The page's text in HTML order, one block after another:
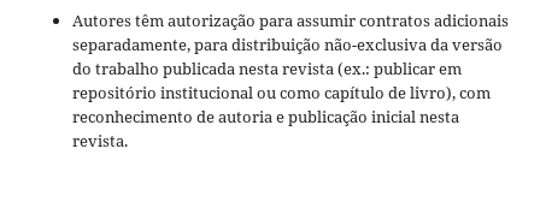
Autores têm autorização para assumir contratos adicionais
separadamente, para distribuição não-exclusiva da versão
do trabalho publicada nesta revista (ex.: publicar em
repositório institucional ou como capítulo de livro), com
reconhecimento de autoria e publicação inicial nesta
revista.